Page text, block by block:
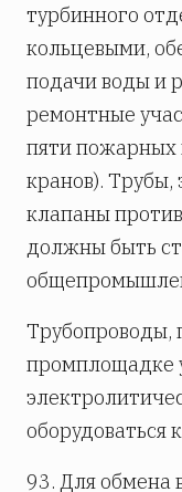
турбинного
кольцевыми,
подачи воды и
ремонтные
пяти пожарных
кранов).
клапаны
должны быть
Трубопроводы,
промплощадке
оборудоваться
93. Для обмена